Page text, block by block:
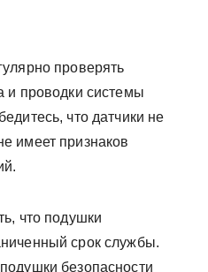
проверять
и проводки системы
что датчики не
имеет признаков
что подушки
срок службы.
безопасности